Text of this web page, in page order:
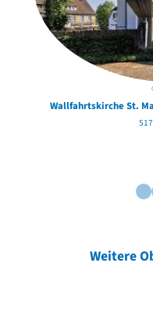
Wallfahrtskirche St.
Weitere